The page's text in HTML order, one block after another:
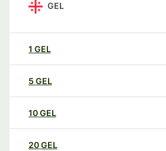
GEL
1 GEL
5 GEL
10GEL
20GEL